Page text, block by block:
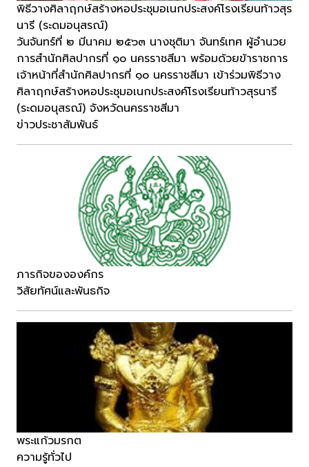
พิธีวางศิลาฤกษ์สร้างหอประชุมอเนกประสงค์โรงเรียนท้าวสุร
นารี (ระดมอนุสรณ์)
วันจันทร์ที่ ๒ มีนาคม ๒๕๖๓ นางชุติมา จันทร์เทศ ผู้อำนวย
การสำนักศิลปากรที่ ๑๐ นครราชสีมา พร้อมด้วยข้าราชการ
เจ้าหน้าที่สำนักศิลปากรที่ ๑๐ นครราชสีมา เข้าร่วมพิธีวาง
ศิลาฤกษ์สร้างหอประชุมอเนกประสงค์โรงเรียนท้าวสุรนารี
(ระดมอนุสรณ์) จังหวัดนครราชสีมา
ข่าวประชาสัมพันธ์
ภารกิจขององค์กร
วิสัยทัศน์และพันธกิจ
พระแก้วมรกต
ความรู้ทั่วไป